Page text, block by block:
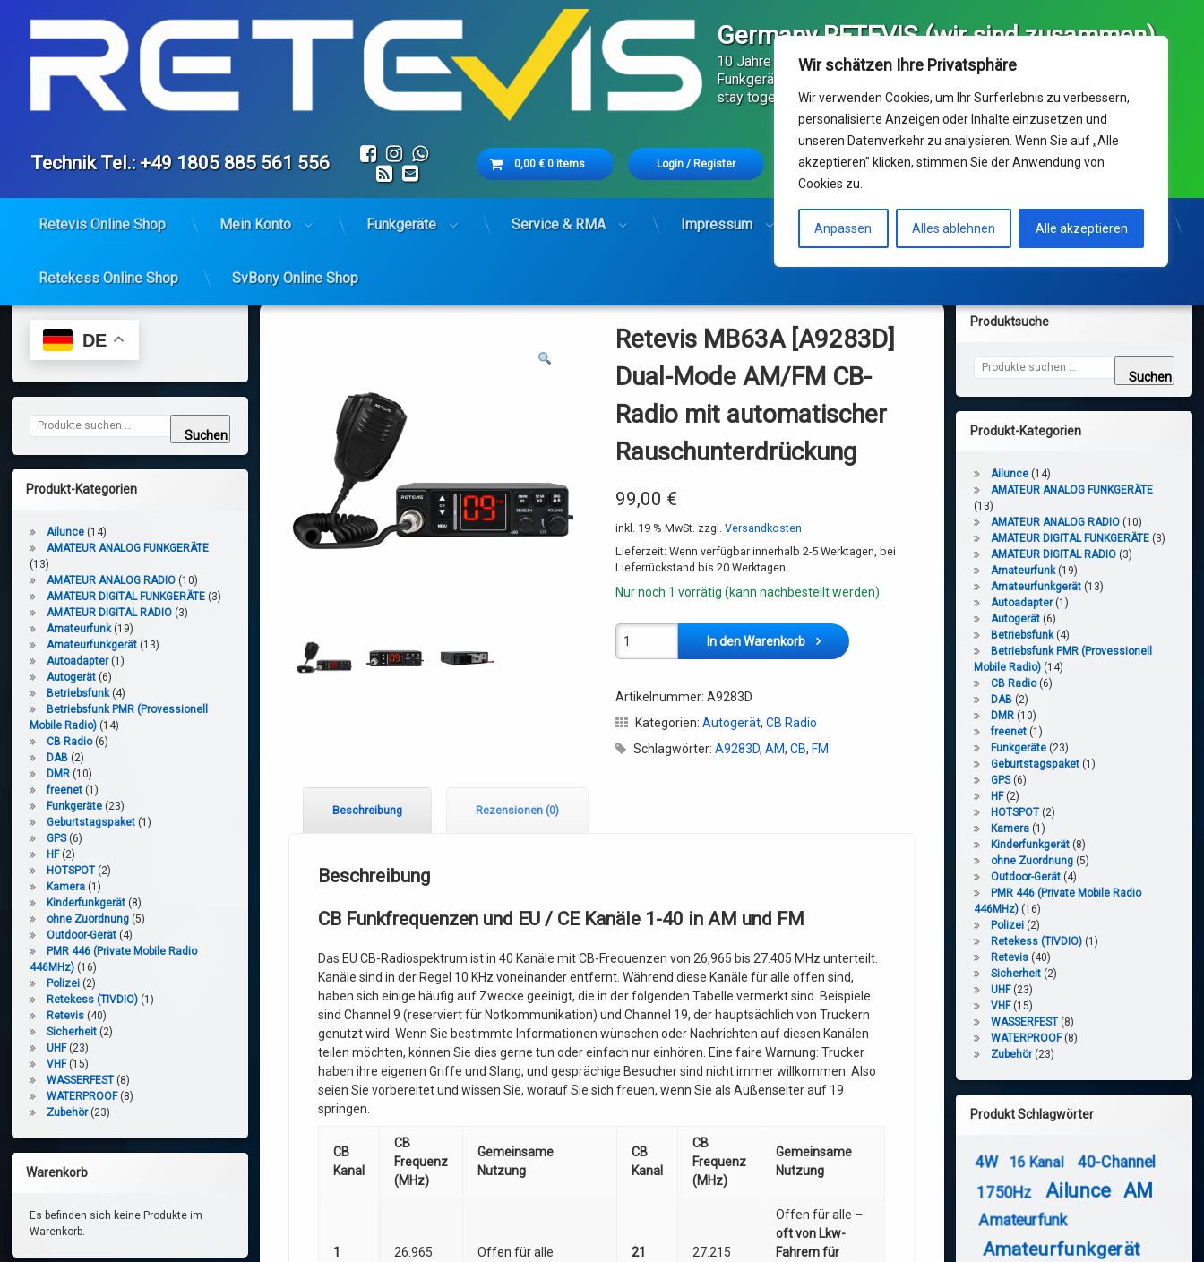
Wir schätzen Ihre Privatsphäre
Wir verwenden Cookies, um Ihr Surferlebnis zu verbessern,
personalisierte Anzeigen oder Inhalte einzusetzen und
unseren Datenverkehr zu analysieren. Wenn Sie auf „Alle
akzeptieren" klicken, stimmen Sie der Anwendung von
Cookies zu.
Anpassen Alles ablehnen Alle akzeptieren
to
Germany RETEVIS (wir sind zusammen)
10 Jahre Service und Ihr Kaufhaus für
Funkgeräte in Europa von RETEVIS  (we
stay together) & Delta Data UG(hb)
Tel:
Technik Tel.: +49 1805 885 561 556
Facebook
Instagram
WhatsApp
RSSE-mail
Cart
0,00 € 0 items Login / Register
Technik Support: Dienstag-Freitag 10:00 - 17:00 Uhr ° 14ct/min
Festnetz ; Mobil max 42ct/min
Retevis Online Shop Mein Konto Funkgeräte Service & RMA Impressum Support Center KONTAKT und Bestellungen
Retekess Online Shop SvBony Online Shop
Retevis MB63A [A9283D]
Dual-Mode AM/FM CB-
Radio mit automatischer
Rauschunterdrückung
99,00 €
inkl. 19 % MwSt. zzgl. Versandkosten
Lieferzeit: Wenn verfügbar innerhalb 2-5 Werktagen, bei
Lieferrückstand bis 20 Werktagen
Nur noch 1 vorrätig (kann nachbestellt werden)
Retevis MB63A [A9283D] Dual-Mode AM/FM CB-Radio mit automatischer Rauschunterdrückung Menge
In den Warenkorb
Artikelnummer: A9283D
Kategorien: Autogerät, CB Radio
Schlagwörter: A9283D, AM, CB, FM
Beschreibung Rezensionen (0)
Beschreibung
CB Funkfrequenzen und EU / CE Kanäle 1-40 in AM und FM
Das EU CB-Radiospektrum ist in 40 Kanäle mit CB-Frequenzen von 26,965 bis 27.405 MHz unterteilt.
Kanäle sind in der Regel 10 KHz voneinander entfernt. Während diese Kanäle für alle offen sind,
haben sich einige häufig auf Zwecke geeinigt, die in der folgenden Tabelle vermerkt sind. Beispiele
sind Channel 9 (reserviert für Notkommunikation) und Channel 19, der hauptsächlich von Truckern
genutzt wird. Wenn Sie bestimmte Informationen wünschen oder Nachrichten auf diesen Kanälen
teilen möchten, können Sie dies gerne tun oder einfach nur einhören. Eine faire Warnung: Trucker
haben ihre eigenen Griffe und Slang, und gesprächige Besucher sind nicht immer willkommen. Also
seien Sie vorbereitet und wissen Sie, worauf Sie sich freuen, wenn Sie als Außenseiter auf 19
springen.
CB
Kanal
CB
Frequenz
(MHz)
Gemeinsame
Nutzung
CB
Kanal
CB
Frequenz
(MHz)
Gemeinsame
Nutzung
1 26.965 Offen für alle 21 27.215
Offen für alle –
oft von Lkw-
Fahrern für
DE
Suchen nach:
Suchen
Produkt-Kategorien
Ailunce (14)
AMATEUR ANALOG FUNKGERÄTE
(13)
AMATEUR ANALOG RADIO (10)
AMATEUR DIGITAL FUNKGERÄTE (3)
AMATEUR DIGITAL RADIO (3)
Amateurfunk (19)
Amateurfunkgerät (13)
Autoadapter (1)
Autogerät (6)
Betriebsfunk (4)
Betriebsfunk PMR (Provessionell
Mobile Radio) (14)
CB Radio (6)
DAB (2)
DMR (10)
freenet (1)
Funkgeräte (23)
Geburtstagspaket (1)
GPS (6)
HF (2)
HOTSPOT (2)
Kamera (1)
Kinderfunkgerät (8)
ohne Zuordnung (5)
Outdoor-Gerät (4)
PMR 446 (Private Mobile Radio
446MHz) (16)
Polizei (2)
Retekess (TIVDIO) (1)
Retevis (40)
Sicherheit (2)
UHF (23)
VHF (15)
WASSERFEST (8)
WATERPROOF (8)
Zubehör (23)
Warenkorb
Es befinden sich keine Produkte im
Warenkorb.
Produktsuche
Suchen nach:
Suchen
Produkt-Kategorien
Ailunce (14)
AMATEUR ANALOG FUNKGERÄTE
(13)
AMATEUR ANALOG RADIO (10)
AMATEUR DIGITAL FUNKGERÄTE (3)
AMATEUR DIGITAL RADIO (3)
Amateurfunk (19)
Amateurfunkgerät (13)
Autoadapter (1)
Autogerät (6)
Betriebsfunk (4)
Betriebsfunk PMR (Provessionell
Mobile Radio) (14)
CB Radio (6)
DAB (2)
DMR (10)
freenet (1)
Funkgeräte (23)
Geburtstagspaket (1)
GPS (6)
HF (2)
HOTSPOT (2)
Kamera (1)
Kinderfunkgerät (8)
ohne Zuordnung (5)
Outdoor-Gerät (4)
PMR 446 (Private Mobile Radio
446MHz) (16)
Polizei (2)
Retekess (TIVDIO) (1)
Retevis (40)
Sicherheit (2)
UHF (23)
VHF (15)
WASSERFEST (8)
WATERPROOF (8)
Zubehör (23)
Produkt Schlagwörter
4W 16 Kanal
40-Channel
1750Hz
Ailunce AM
Amateurfunk
Amateurfunkgerät